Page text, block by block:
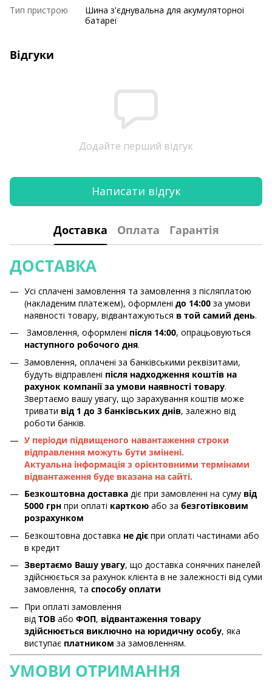
Тип пристрою
Шина з'єднувальна для акумуляторноі
батареї
Відгуки
Додайте перший відгук
Написати відгук
Доставка Оплата Гарантія
ДОСТАВКА
Усі сплачені замовлення та замовлення з післяплатою
(накладеним платежем), оформлені до 14:00 за умови
наявності товару, відвантажуються в той самий день.
Замовлення, оформлені після 14:00, опрацьовуються
наступного робочого дня.
Замовлення, оплачені за банківськими реквізитами,
будуть відправлені після надходження коштів на
рахунок компанії за умови наявності товару.
Звертаємо вашу увагу, що зарахування коштів може
тривати від 1 до 3 банківських днів, залежно від
роботи банків.
У періоди підвищеного навантаження строки
відправлення можуть бути змінені.
Актуальна інформація з орієнтовними термінами
відвантаження буде вказана на сайті.
Безкоштовна доставка діє при замовленні на суму від
5000 грн при оплаті карткою або за безготівковим
розрахунком
Безкоштовна доставка не діє при оплаті частинами або
в кредит
Звертаємо Вашу увагу, що доставка сонячних панелей
здійснюється за рахунок клієнта в не залежності від суми
замовлення, та способу оплати
При оплаті замовлення
від ТОВ або ФОП, відвантаження товару
здійснюється виключно на юридичну особу, яка
виступає платником за замовленням.
УМОВИ ОТРИМАННЯ